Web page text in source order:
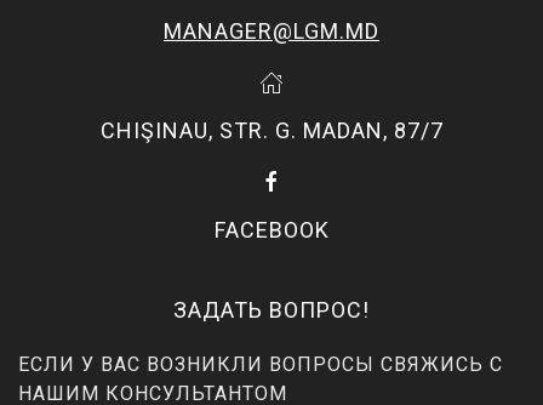
MANAGER@LGM.MD
CHIŞINAU, STR. G. MADAN, 87/7
FACEBOOK
ЗАДАТЬ ВОПРОС!
ЕСЛИ У ВАС ВОЗНИКЛИ ВОПРОСЫ СВЯЖИСЬ С
НАШИМ КОНСУЛЬТАНТОМ